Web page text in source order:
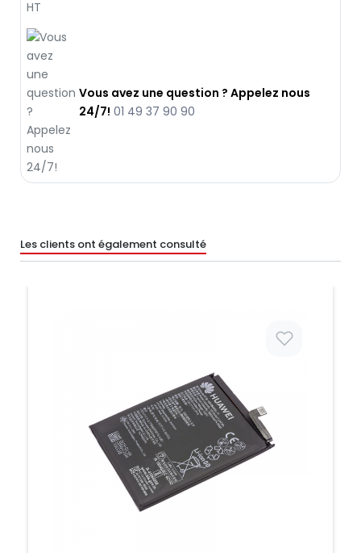
Vous avez une question ? Appelez nous
24/7! 01 49 37 90 90
Les clients ont également consulté